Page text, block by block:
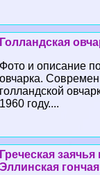
Голландская
Фото и описание
овчарка.
голландской
1960 году....
Греческая
Эллинская